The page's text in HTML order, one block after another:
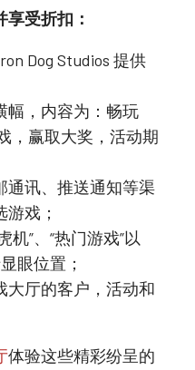
受折扣：
Dog Studios 提供
幅，内容为：畅玩
，赢取大奖，活动期
通讯、推送通知等渠
戏；
机”、“热门游戏”以
眼位置；
大厅的客户，活动和
体验这些精彩纷呈的